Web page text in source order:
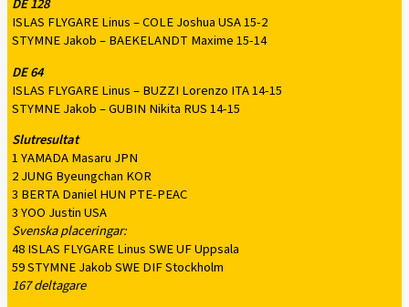
DE 128
ISLAS FLYGARE Linus – COLE Joshua USA 15-2
STYMNE Jakob – BAEKELANDT Maxime 15-14
DE 64
ISLAS FLYGARE Linus – BUZZI Lorenzo ITA 14-15
STYMNE Jakob – GUBIN Nikita RUS 14-15
Slutresultat
1 YAMADA Masaru JPN
2 JUNG Byeungchan KOR
3 BERTA Daniel HUN PTE-PEAC
3 YOO Justin USA
Svenska placeringar:
48 ISLAS FLYGARE Linus SWE UF Uppsala
59 STYMNE Jakob SWE DIF Stockholm
167 deltagare